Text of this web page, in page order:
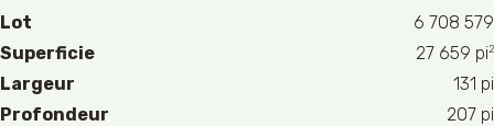
Lot
6 708 579
Superficie
27 659 pi2
Largeur
131 pi
Profondeur
207 pi